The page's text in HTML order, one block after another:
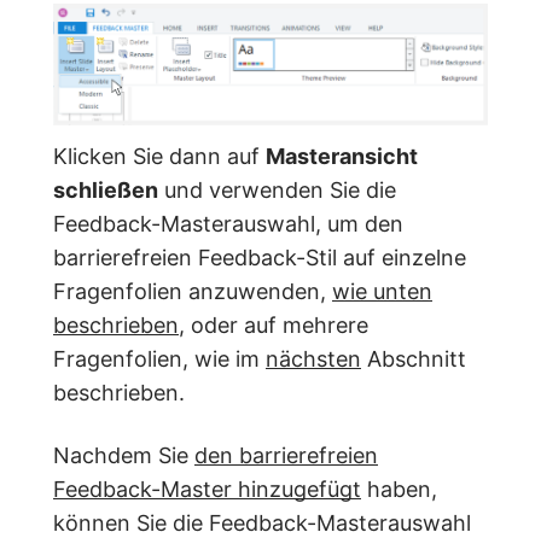
Klicken Sie dann auf Masteransicht
schließen und verwenden Sie die
Feedback-Masterauswahl, um den
barrierefreien Feedback-Stil auf einzelne
Fragenfolien anzuwenden, wie unten
beschrieben, oder auf mehrere
Fragenfolien, wie im nächsten Abschnitt
beschrieben.
Nachdem Sie den barrierefreien
Feedback-Master hinzugefügt haben,
können Sie die Feedback-Masterauswahl